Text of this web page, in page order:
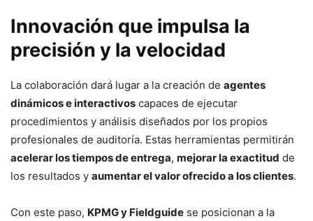
Innovación que impulsa la
precisión y la velocidad
La colaboración dará lugar a la creación de agentes
dinámicos e interactivos capaces de ejecutar
procedimientos y análisis diseñados por los propios
profesionales de auditoría. Estas herramientas permitirán
acelerar los tiempos de entrega, mejorar la exactitud de
los resultados y aumentar el valor ofrecido a los clientes.
Con este paso, KPMG y Fieldguide se posicionan a la